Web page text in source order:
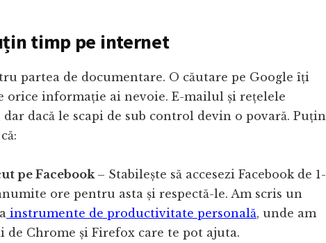
timp pe internet
partea de documentare. O căutare pe Google îți
orice informație ai nevoie. E-mailul și rețelele
dacă le scapi de sub control devin o povară. Puțin
pe Facebook – Stabilește să accesezi Facebook de 1-
ore pentru asta și respectă-le. Am scris un
instrumente de productivitate personală, unde am
de Chrome și Firefox care te pot ajuta.